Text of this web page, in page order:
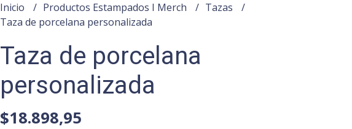
Inicio Productos Estampados I Merch
Tazas
Taza de porcelana personalizada
Taza de porcelana
personalizada
$18.898,95